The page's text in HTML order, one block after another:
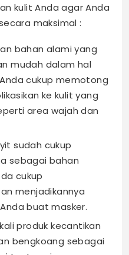
kulit Anda agar Anda
maksimal :
bahan alami yang
mudah dalam hal
cukup memotong
ke kulit yang
area wajah dan
sudah cukup
sebagai bahan
cukup
menjadikannya
buat masker.
produk kecantikan
bengkoang sebagai